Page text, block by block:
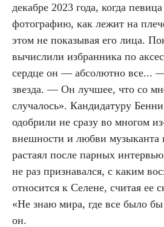
декабре 2023 года, когда
фотографию, как лежит на
этом не показывая его лица.
вычислили избранника по
сердце он — абсолютно все...
звезда. — Он лучшее, что со
случалось». Кандидатуру
одобрили не сразу во многом
внешности и любви музыканта
растаял после парных
не раз признавался, с каким
относится к Селене, считая ее
«Не знаю мира, где все было
он.